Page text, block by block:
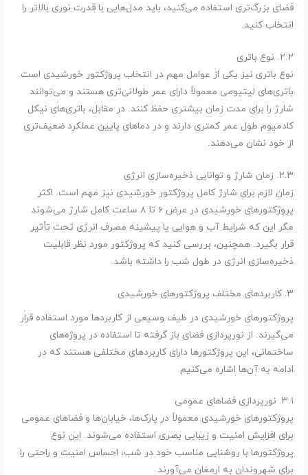
فضای بزرگ‌تری استفاده می‌کنید، باید مدل‌هایی با قدرت نوری بالاتر را
انتخاب کنید.
۲.۲. نوع باتری
نوع باتری نیز یکی از عوامل مهم در انتخاب پروژکتور خورشیدی است.
باتری‌های لیتیومی معمولاً دارای عمر طولانی‌تری هستند و می‌توانند
شارژ را برای مدت زمان بیشتری حفظ کنند. در مقابل، باتری‌های نیکل
کادمیوم طول عمر کمتری دارند و در دماهای پایین عملکرد ضعیف‌تری
از خود نشان می‌دهند.
۲.۳. زمان شارژ و توانایی ذخیره‌سازی انرژی
زمان لازم برای شارژ کامل پروژکتور خورشیدی نیز مهم است. اکثر
پروژکتورهای خورشیدی در عرض 6 تا 8 ساعت کامل شارژ می‌شوند
مگر این که شرایط آب و هوایی یا پیشینه مصرف انرژی تحت تأثیر
قرار بگیرد. همچنین، بررسی کنید که پروژکتور مورد نظر قابلیت
ذخیره‌سازی انرژی در طول شب را داشته باشد.
۳. کاربردهای مختلف پروژکتورهای خورشیدی
پروژکتورهای خورشیدی در طیف وسیعی از کاربردها مورد استفاده قرار
می‌گیرند. از نورپردازی فضای باز گرفته تا استفاده در پروژه‌های
ساختمانی، این پروژکتورها دارای کاربردهای مختلفی هستند که در
ادامه به آن‌ها اشاره می‌کنیم.
۳.۱. نورپردازی فضاهای عمومی
پروژکتورهای خورشیدی معمولاً در پارک‌ها، خیابان‌ها و فضاهای عمومی
برای افزایش امنیت و زیبایی بصری استفاده می‌شوند. این نوع
پروژکتورها با روشنایی مناسب خود در شب، احساس امنیت و راحتی را
برای شهروندان به ارمغان می‌آورند.